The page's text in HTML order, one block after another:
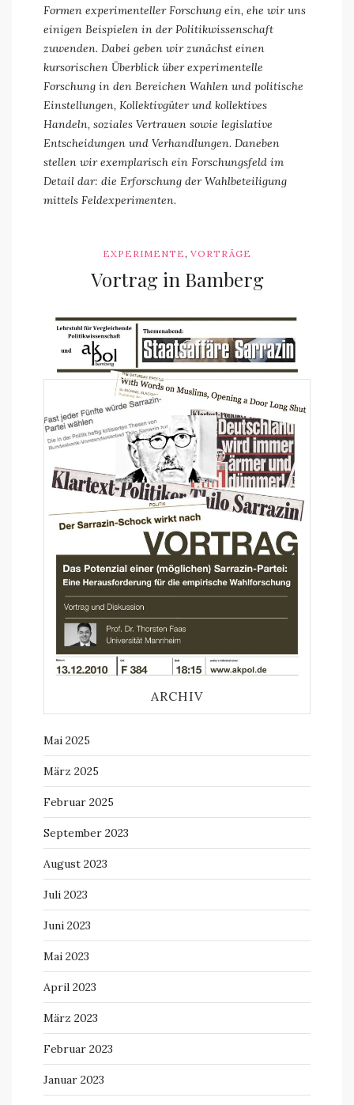
Formen experimenteller Forschung ein, ehe wir uns
einigen Beispielen in der Politikwissenschaft
zuwenden. Dabei geben wir zunächst einen
kursorischen Überblick über experimentelle
Forschung in den Bereichen Wahlen und politische
Einstellungen, Kollektivgüter und kollektives
Handeln, soziales Vertrauen sowie legislative
Entscheidungen und Verhandlungen. Daneben
stellen wir exemplarisch ein Forschungsfeld im
Detail dar: die Erforschung der Wahlbeteiligung
mittels Feldexperimenten.
EXPERIMENTE, VORTRÄGE
Vortrag in Bamberg
ARCHIV
Mai 2025
März 2025
Februar 2025
September 2023
August 2023
Juli 2023
Juni 2023
Mai 2023
April 2023
März 2023
Februar 2023
Januar 2023